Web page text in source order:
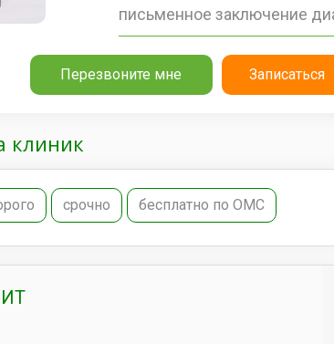
письменное заключение
Перезвоните мне Записаться
клиник
срочно бесплатно по ОМС